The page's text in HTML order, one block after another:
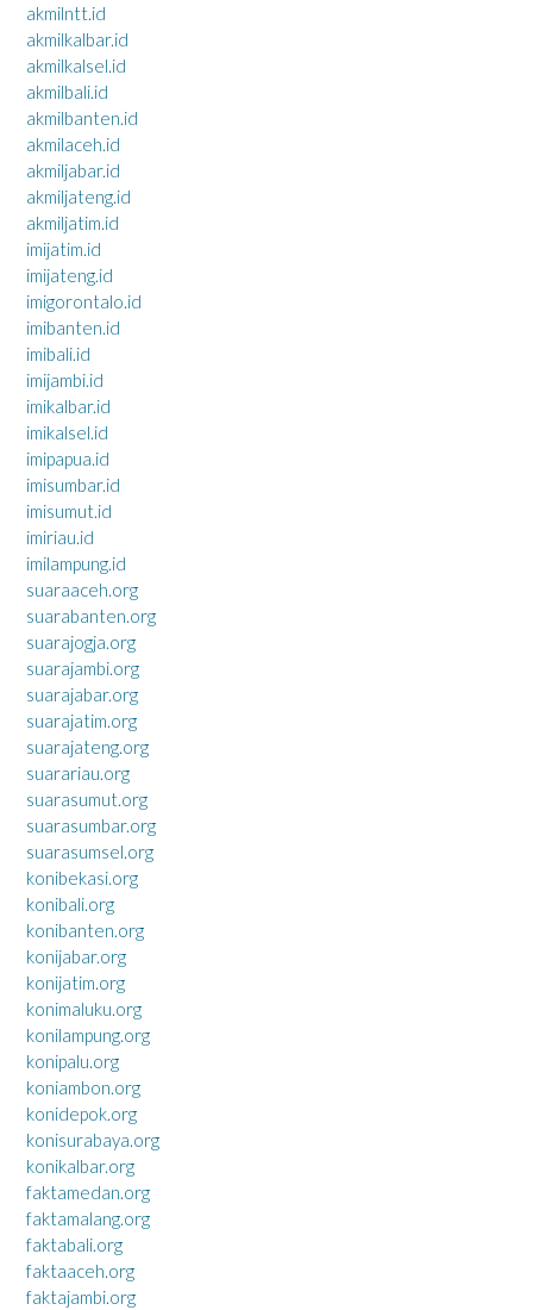
akmilntt.id
akmilkalbar.id
akmilkalsel.id
akmilbali.id
akmilbanten.id
akmilaceh.id
akmiljabar.id
akmiljateng.id
akmiljatim.id
imijatim.id
imijateng.id
imigorontalo.id
imibanten.id
imibali.id
imijambi.id
imikalbar.id
imikalsel.id
imipapua.id
imisumbar.id
imisumut.id
imiriau.id
imilampung.id
suaraaceh.org
suarabanten.org
suarajogja.org
suarajambi.org
suarajabar.org
suarajatim.org
suarajateng.org
suarariau.org
suarasumut.org
suarasumbar.org
suarasumsel.org
konibekasi.org
konibali.org
konibanten.org
konijabar.org
konijatim.org
konimaluku.org
konilampung.org
konipalu.org
koniambon.org
konidepok.org
konisurabaya.org
konikalbar.org
faktamedan.org
faktamalang.org
faktabali.org
faktaaceh.org
faktajambi.org